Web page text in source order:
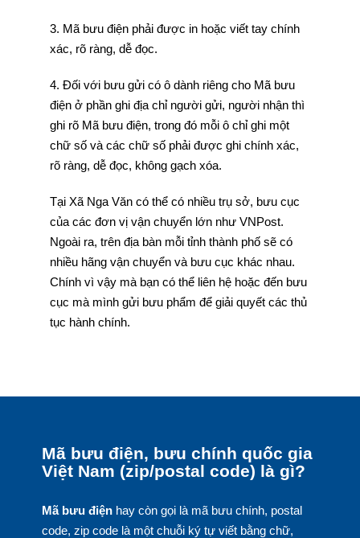
3. Mã bưu điện phải được in hoặc viết tay chính
xác, rõ ràng, dễ đọc.
4. Đối với bưu gửi có ô dành riêng cho Mã bưu
điện ở phần ghi địa chỉ người gửi, người nhận thì
ghi rõ Mã bưu điện, trong đó mỗi ô chỉ ghi một
chữ số và các chữ số phải được ghi chính xác,
rõ ràng, dễ đọc, không gạch xóa.
Tại Xã Nga Văn có thể có nhiều trụ sở, bưu cục
của các đơn vị vận chuyển lớn như VNPost.
Ngoài ra, trên địa bàn mỗi tỉnh thành phố sẽ có
nhiều hãng vận chuyển và bưu cục khác nhau.
Chính vì vậy mà bạn có thể liên hệ hoặc đến bưu
cục mà mình gửi bưu phẩm để giải quyết các thủ
tục hành chính.
Mã bưu điện, bưu chính quốc gia
Việt Nam (zip/postal code) là gì?
Mã bưu điệnhay còn gọi là mã bưu chính, postal
code, zip code là một chuỗi ký tự viết bằng chữ,